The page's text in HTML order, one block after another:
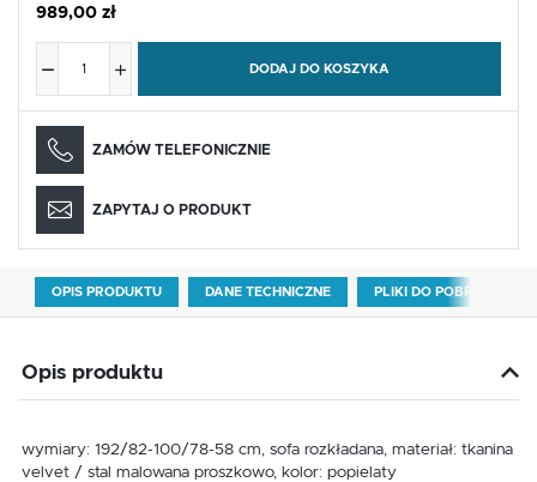
989,00 zł
DODAJ DO KOSZYKA
ZAMÓW TELEFONICZNIE
ZAPYTAJ O PRODUKT
OPIS PRODUKTU DANE TECHNICZNE PLIKI DO POBRANIA
Opis produktu
wymiary: 192/82-100/78-58 cm, sofa rozkładana, materiał: tkanina
velvet / stal malowana proszkowo, kolor: popielaty